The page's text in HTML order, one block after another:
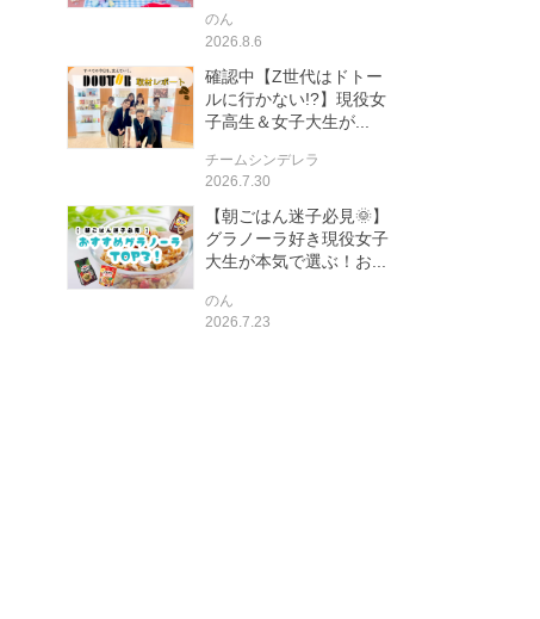
のん
2026.8.6
確認中【Z世代はドトー
ルに行かない!?】現役女
子高生＆女子大生が...
チームシンデレラ
2026.7.30
【朝ごはん迷子必見🌞】
グラノーラ好き現役女子
大生が本気で選ぶ！お...
のん
2026.7.23